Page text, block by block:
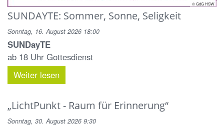
© GdG HSW
SUNDAYTE: Sommer, Sonne, Seligkeit
Sonntag, 16. August 2026 18:00
SUNDayTE
ab 18 Uhr Gottesdienst
Weiter lesen
„LichtPunkt - Raum für Erinnerung“
Sonntag, 30. August 2026 9:30